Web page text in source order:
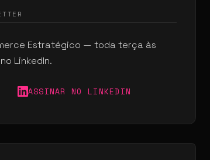
Estratégico — toda terça às
LinkedIn.
ASSINAR NO LINKEDIN